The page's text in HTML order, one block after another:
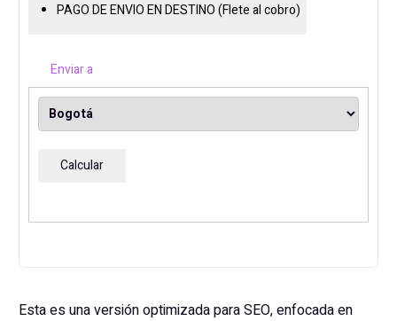
cantidadPAGO DE ENVIO EN DESTINO (Flete al cobro)
Enviar a
Calcular
Esta es una versión optimizada para SEO, enfocada en